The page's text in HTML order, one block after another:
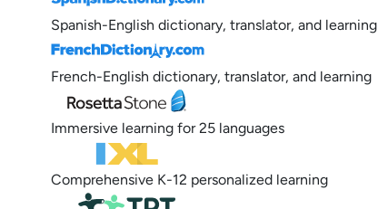
Spanish-English dictionary, translator, and learning
French-English dictionary, translator, and learning
Immersive learning for 25 languages
Comprehensive K-12 personalized learning